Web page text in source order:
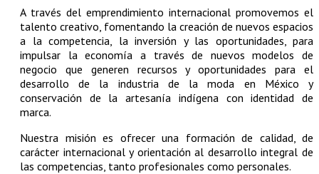
A través del emprendimiento internacional promovemos el
talento creativo, fomentando la creación de nuevos espacios
a la competencia, la inversión y las oportunidades, para
impulsar la economía a través de nuevos modelos de
negocio que generen recursos y oportunidades para el
desarrollo de la industria de la moda en México y
conservación de la artesanía indígena con identidad de
marca.
Nuestra misión es ofrecer una formación de calidad, de
carácter internacional y orientación al desarrollo integral de
las competencias, tanto profesionales como personales.